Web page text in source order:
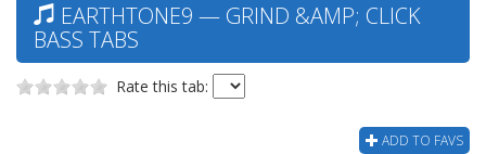
EARTHTONE9 — GRIND &AMP; CLICK
BASS TABS
Rate this tab:
ADD TO FAVS